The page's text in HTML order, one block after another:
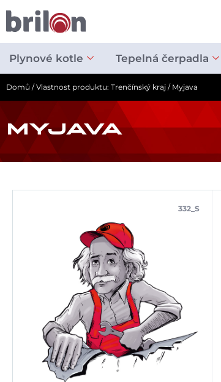
obsah
Plynové kotle Tepelná čerpadla
Domů / Vlastnost produktu: Trenčínský kraj / Myjava
MYJAVA
332_S